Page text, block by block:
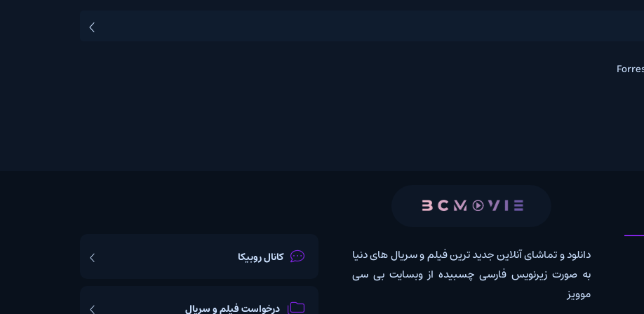
دانلود و تماشای آنلاین جدید ترین فیلم و سریال های دنیا
به صورت زیرنویس فارسی چسبیده از وبسایت بی سی
کانال روبیکا
درخواست فیلم و سریال